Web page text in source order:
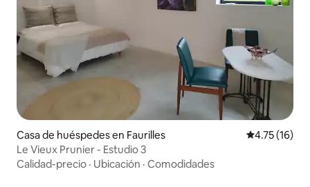
Casa de huéspedes en Faurilles Calificación
4.75 (16)
Le Vieux Prunier - Estudio 3
Calidad-precio · Ubicación · Comodidades